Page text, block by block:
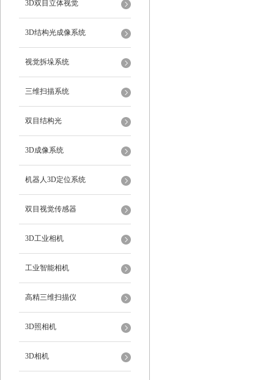
3D双目立体视觉
3D结构光成像系统
视觉拆垛系统
三维扫描系统
双目结构光
3D成像系统
机器人3D定位系统
双目视觉传感器
3D工业相机
工业智能相机
高精三维扫描仪
3D照相机
3D相机